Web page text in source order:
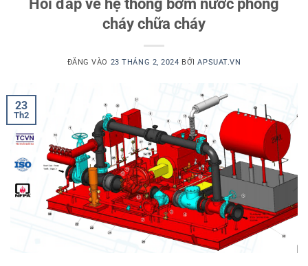
cháy chữa cháy
ĐĂNG VÀO 23 THÁNG 2, 2024 BỞIAPSUAT.VN
23
Th2